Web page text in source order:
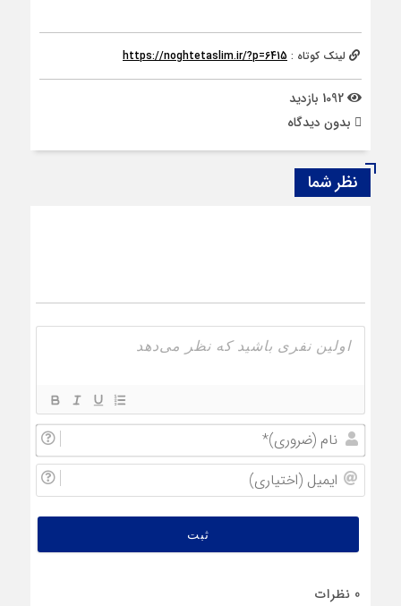
لینک کوتاه : https://noghtetaslim.ir/?p=6415
بدون دیدگاه
نظر شما
0 نظرات